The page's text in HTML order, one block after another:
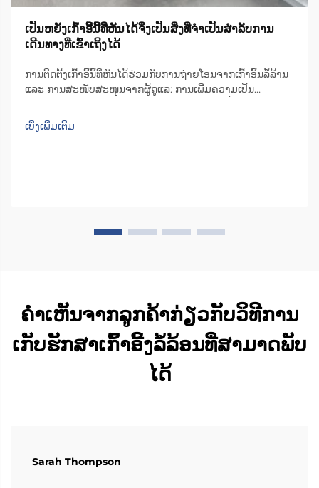
ເປັນຫຍັງເກົ້າອີ້ນີ້ທີ່ຫັນໄດ້ຈຶ່ງເປັນສິ່ງທີ່ຈຳເປັນສຳລັບການ
ເດີນທາງທີ່ເຂົ້າເຖິງໄດ້
ການຕິດຕັ້ງເກົ້າອີ້ນີ້ທີ່ຫັນໄດ້ຮ່ວມກັບການຖ່າຍໂອນຈາກເກົ້າອີ້ນລໍ້ລ້ານ
ແລະ ການສະໜັບສະໜູນຈາກຜູ້ດູແລ: ການເພີ່ມຄວາມເປັນ
ການດູແລແບບຊາດີໃນປີ 2023. ເກົ້າອີ້ນີ້ທີ່ຫັນໄດ້ຊ່ວຍໃຫ້ຜູ້ຄົນໄດ້ຮັບ
ຄວາມເປັນອິດສະຫຼະຫຼາຍຂຶ້ນເວລາຖ່າຍໂອນຈາກເກົ້າອີ້ນລໍ້ລ້ານ...
ເບິ່ງເພີ່ມເຕີມ
ຄຳເຫັນຈາກລູກຄ້າກ່ຽວກັບວິທີການ
ເກັບຮັກສາເກົ້າອີ້ງລໍ້ລ້ອນທີ່ສາມາດພັບ
ໄດ້
Sarah Thompson